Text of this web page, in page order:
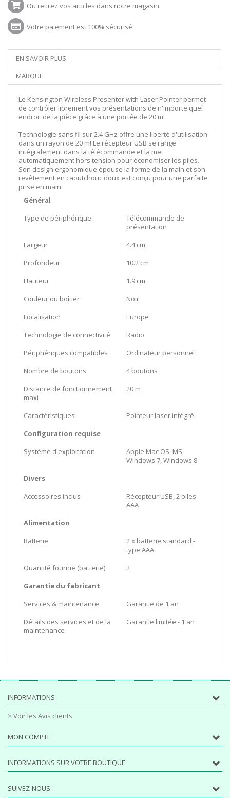
Ou retirez vos articles dans notre magasin
Votre paiement est 100% sécurisé
EN SAVOIR PLUS
MARQUE
Le Kensington Wireless Presenter with Laser Pointer permet
de contrôler librement vos présentations de n'importe quel
endroit de la pièce grâce à une portée de 20 m!
Technologie sans fil sur 2.4 GHz offre une liberté d'utilisation
dans un rayon de 20 m! Le récepteur USB se range
intégralement dans la télécommande et la met
automatiquement hors tension pour économiser les piles.
Son design ergonomique épouse la forme de la main et son
revêtement en caoutchouc doux est conçu pour une parfaite
prise en main.
Général
Type de périphérique
Télécommande de
présentation
Largeur
4.4 cm
Profondeur
10.2 cm
Hauteur
1.9 cm
Couleur du boîtier
Noir
Localisation
Europe
Technologie de connectivité
Radio
Périphériques compatibles
Ordinateur personnel
Nombre de boutons
4 boutons
Distance de fonctionnement
maxi
20 m
Caractéristiques
Pointeur laser intégré
Configuration requise
Système d'exploitation
Apple Mac OS, MS
Windows 7, Windows 8
Divers
Accessoires inclus
Récepteur USB, 2 piles
AAA
Alimentation
Batterie
2 x batterie standard -
type AAA
Quantité fournie (batterie)
2
Garantie du fabricant
Services & maintenance
Garantie de 1 an
Détails des services et de la
maintenance
Garantie limitée - 1 an
INFORMATIONS
> Voir les Avis clients
MON COMPTE
INFORMATIONS SUR VOTRE BOUTIQUE
SUIVEZ-NOUS